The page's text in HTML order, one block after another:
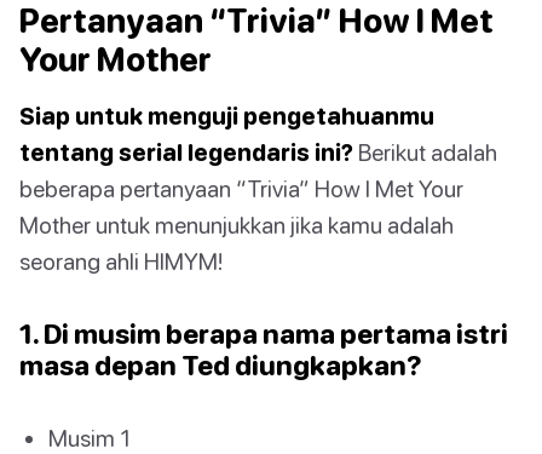
Pertanyaan “Trivia” How I Met
Your Mother
Siap untuk menguji pengetahuanmu
tentang serial legendaris ini? Berikut adalah
beberapa pertanyaan “Trivia” How I Met Your
Mother untuk menunjukkan jika kamu adalah
seorang ahli HIMYM!
1. Di musim berapa nama pertama istri
masa depan Ted diungkapkan?
Musim 1